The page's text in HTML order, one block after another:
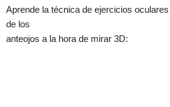
Aprende la técnica de ejercicios
de los
anteojos a la hora de mirar 3D: